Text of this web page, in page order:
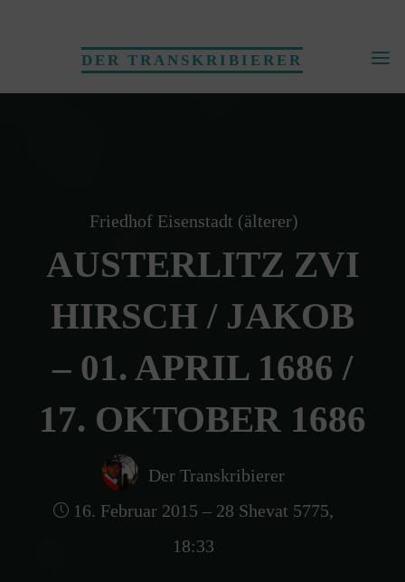
DER TRANSKRIBIERER
Friedhof Eisenstadt (älterer)
AUSTERLITZ ZVI
HIRSCH / JAKOB
– 01. APRIL 1686 /
17. OKTOBER 1686
Der Transkribierer
16. Februar 2015 – 28 Shevat 5775,
18:33